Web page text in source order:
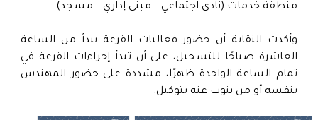
منطقة خدمات (نادى اجتماعي – مبنى إداري – مسجد).
وأكدت النقابة أن حضور فعاليات القرعة يبدأ من الساعة
العاشرة صباحًا للتسجيل، على أن تبدأ إجراءات القرعة في
تمام الساعة الواحدة ظهرًا، مشددة على حضور المهندس
بنفسه أو من ينوب عنه بتوكيل.